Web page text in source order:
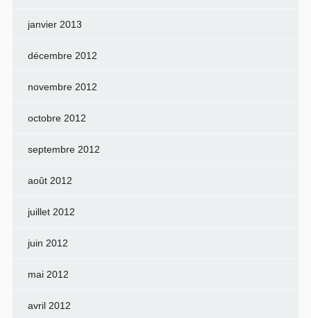
janvier 2013
décembre 2012
novembre 2012
octobre 2012
septembre 2012
août 2012
juillet 2012
juin 2012
mai 2012
avril 2012